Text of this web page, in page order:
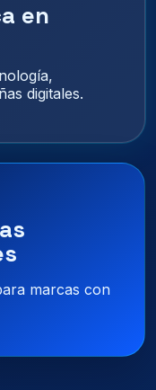
en
digitales.
marcas con